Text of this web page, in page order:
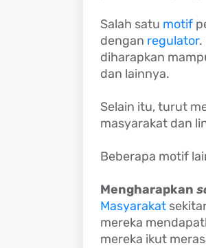
Salah satu motif
dengan regulator.
diharapkan
dan lainnya.
Selain itu, turut
masyarakat dan
Beberapa motif
Mengharapkan
Masyarakat
mereka
mereka ikut